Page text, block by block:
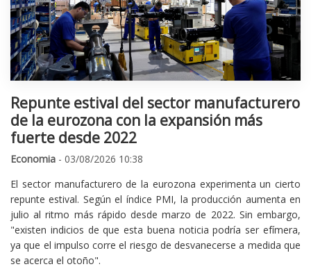
Repunte estival del sector manufacturero
de la eurozona con la expansión más
fuerte desde 2022
Economia - 03/08/2026 10:38
El sector manufacturero de la eurozona experimenta un cierto
repunte estival. Según el índice PMI, la producción aumenta en
julio al ritmo más rápido desde marzo de 2022. Sin embargo,
"existen indicios de que esta buena noticia podría ser efímera,
ya que el impulso corre el riesgo de desvanecerse a medida que
se acerca el otoño".